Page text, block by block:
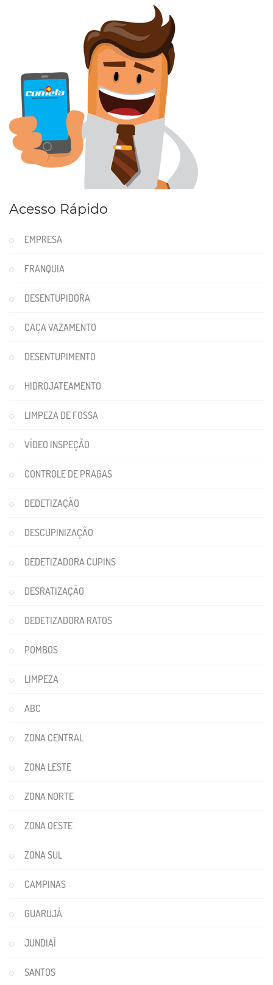
Acesso Rápido
EMPRESA
FRANQUIA
DESENTUPIDORA
CAÇA VAZAMENTO
DESENTUPIMENTO
HIDROJATEAMENTO
LIMPEZA DE FOSSA
VÍDEO INSPEÇÃO
CONTROLE DE PRAGAS
DEDETIZAÇÃO
DESCUPINIZAÇÃO
DEDETIZADORA CUPINS
DESRATIZAÇÃO
DEDETIZADORA RATOS
POMBOS
LIMPEZA
ABC
ZONA CENTRAL
ZONA LESTE
ZONA NORTE
ZONA OESTE
ZONA SUL
CAMPINAS
GUARUJÁ
JUNDIAÍ
SANTOS